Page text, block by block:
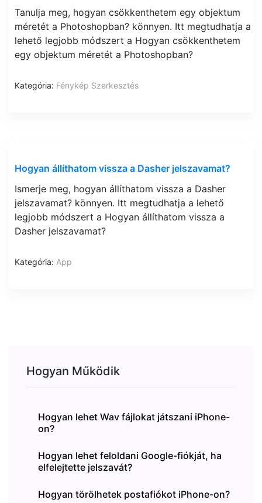
Tanulja meg, hogyan csökkenthetem egy objektum
méretét a Photoshopban? könnyen. Itt megtudhatja a
lehető legjobb módszert a Hogyan csökkenthetem
egy objektum méretét a Photoshopban?
Kategória: Fénykép Szerkesztés
Hogyan állíthatom vissza a Dasher jelszavamat?
Ismerje meg, hogyan állíthatom vissza a Dasher
jelszavamat? könnyen. Itt megtudhatja a lehető
legjobb módszert a Hogyan állíthatom vissza a
Dasher jelszavamat?
Kategória: App
Hogyan Működik
Hogyan lehet Wav fájlokat játszani iPhone-
on?
Hogyan lehet feloldani Google-fiókját, ha
elfelejtette jelszavát?
Hogyan törölhetek postafiókot iPhone-on?